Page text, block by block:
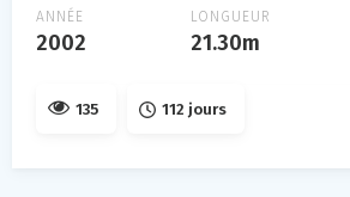
ANNÉE
2002
LONGUEUR
21.30m
135 112 jours